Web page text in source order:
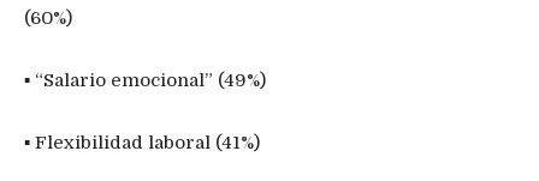
(60%)
▪ “Salario emocional” (49%)
▪ Flexibilidad laboral (41%)